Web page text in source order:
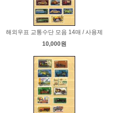
해외우표 교통수단 모음 14매 / 사용제
10,000원